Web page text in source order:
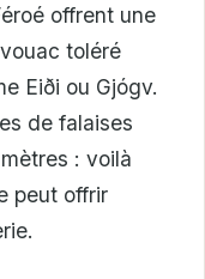
offrent une
toléré
Eiði ou Gjógv.
de falaises
: voilà
peut offrir